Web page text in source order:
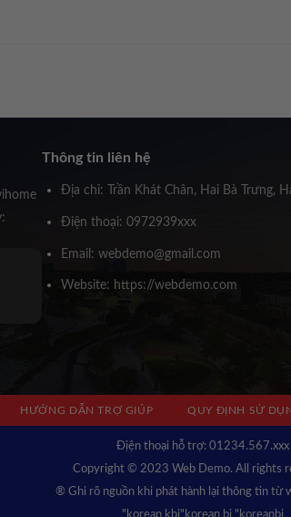
Founder Novihome
Thông tin liên hệ
Địa chỉ: Trần Khát Chân, Hai Bà Trưng,
Điện thoại: 0972939xxx
Email: webdemo@gmail.com
Website: https://webdemo.com
HƯỚNG DẪN TRỢ GIÚP QUY ĐỊNH SỬ
Địện thoại hỗ trợ: 01234.567.xxx
Copyright © 2023 Web Demo. All rights
® Ghi rõ nguồn khi phát hành lại thông tin từ